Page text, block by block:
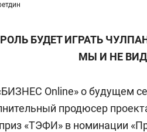
БУДЕТ ИГРАТЬ
МЫ И НЕ
Online» о будущем
продюсер
«ТЭФИ» в номинации